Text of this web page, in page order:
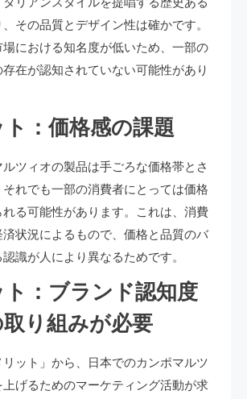
その品質とデザイン性は確かです。
場における知名度が低いため、一部の
在が認知されていない可能性があり
：価格感の課題
ルツィオの製品は手ごろな価格帯とさ
れでも一部の消費者にとっては価格
る可能性があります。これは、消費
状況によるもので、価格と品質のバ
識が人により異なるためです。
：ブランド認知度
り組みが必要
ット」から、日本でのカンポマルツ
上げるためのマーケティング活動が求